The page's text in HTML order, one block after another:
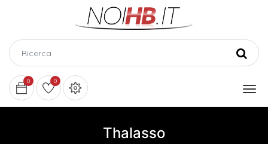
0 0
Thalasso